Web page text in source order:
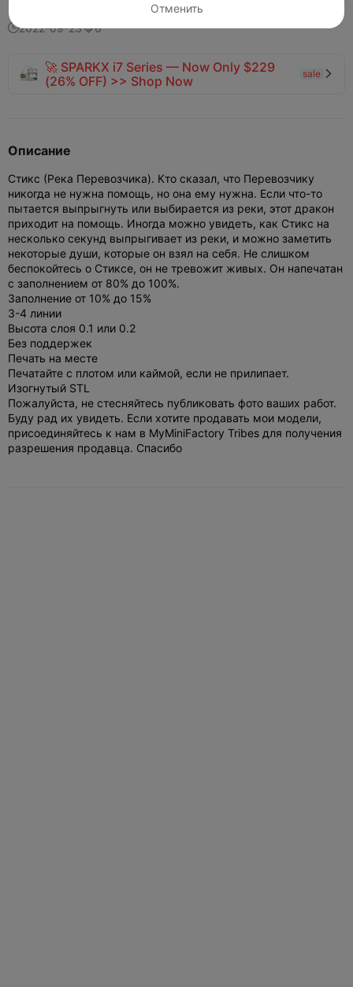
2022-09-236
🚀 SPARKX i7 Series — Now Only $229
(26% OFF) >> Shop Now
sale 
Описание
Стикс (Река Перевозчика). Кто сказал, что Перевозчику
никогда не нужна помощь, но она ему нужна. Если что-то
пытается выпрыгнуть или выбирается из реки, этот дракон
приходит на помощь. Иногда можно увидеть, как Стикс на
несколько секунд выпрыгивает из реки, и можно заметить
некоторые души, которые он взял на себя. Не слишком
беспокойтесь о Стиксе, он не тревожит живых. Он напечатан
с заполнением от 80% до 100%.
Заполнение от 10% до 15%
3-4 линии
Высота слоя 0.1 или 0.2
Без поддержек
Печать на месте
Печатайте с плотом или каймой, если не прилипает.
Изогнутый STL
Пожалуйста, не стесняйтесь публиковать фото ваших работ.
Буду рад их увидеть. Если хотите продавать мои модели,
присоединяйтесь к нам в MyMiniFactory Tribes для получения
разрешения продавца. Спасибо
Отменить